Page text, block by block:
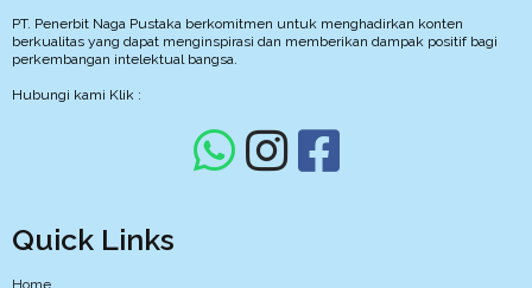
PT. Penerbit Naga Pustaka berkomitmen untuk menghadirkan konten
berkualitas yang dapat menginspirasi dan memberikan dampak positif bagi
perkembangan intelektual bangsa.
Hubungi kami Klik :
Quick Links
Home